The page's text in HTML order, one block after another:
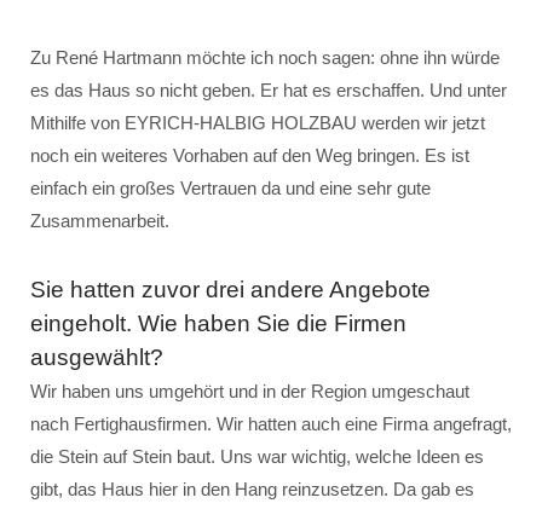
Zu René Hartmann möchte ich noch sagen: ohne ihn würde
es das Haus so nicht geben. Er hat es erschaffen. Und unter
Mithilfe von EYRICH-HALBIG HOLZBAU werden wir jetzt
noch ein weiteres Vorhaben auf den Weg bringen. Es ist
einfach ein großes Vertrauen da und eine sehr gute
Zusammenarbeit.
Sie hatten zuvor drei andere Angebote
eingeholt. Wie haben Sie die Firmen
ausgewählt?
Wir haben uns umgehört und in der Region umgeschaut
nach Fertighausfirmen. Wir hatten auch eine Firma angefragt,
die Stein auf Stein baut. Uns war wichtig, welche Ideen es
gibt, das Haus hier in den Hang reinzusetzen. Da gab es